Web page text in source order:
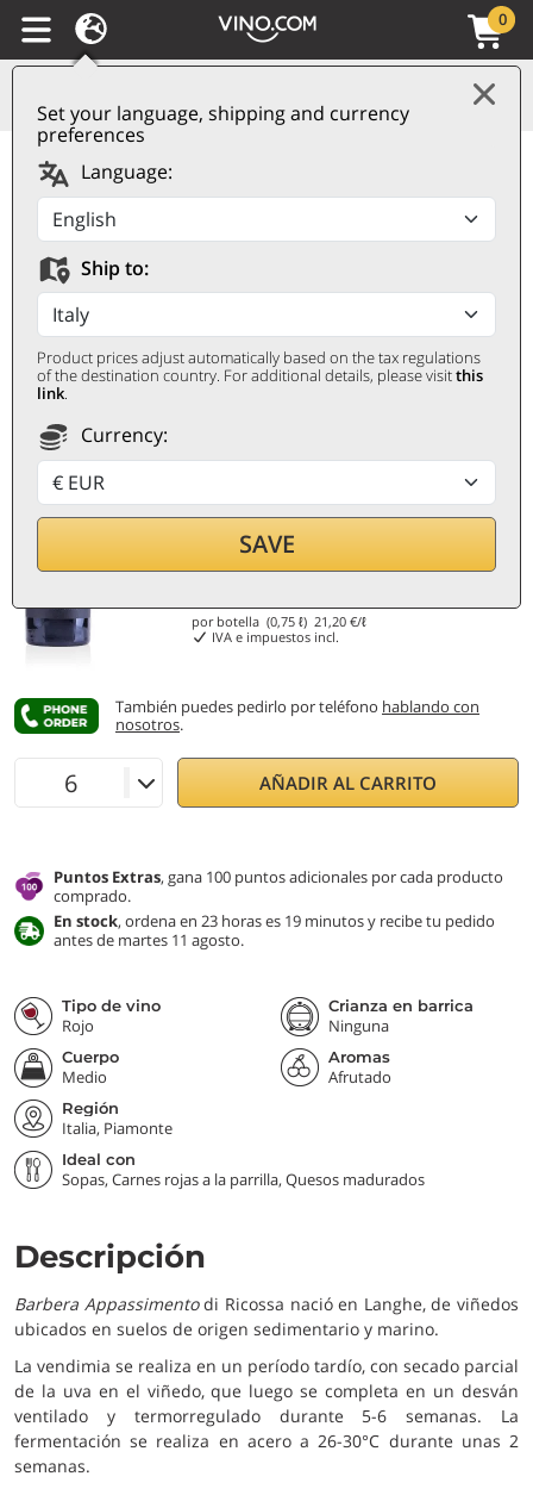
Set your language, shipping and currency
preferences
Language:
Ship to:
Product prices adjust automatically based on the tax regulations
of the destination country. For additional details, please visitthis
link.
Currency:
SAVE
0
Piemonte DOC Barbera
Appassimento 2023
Ricossa
RICOSSA
0,75 ℓ
15,90€
por botella (0,75 ℓ)21,20 €/ℓ
IVA e impuestos incl.
También puedes pedirlo por teléfono hablando con
nosotros.
AÑADIR AL CARRITO
Puntos Extras, gana 100 puntos adicionales por cada producto
comprado.
En stock, ordena en 23 horas es 19 minutos y recibe tu pedido
antes de martes 11 agosto.
Tipo de vino
Rojo
Crianza en barrica
Ninguna
Cuerpo
Medio
Aromas
Afrutado
Región
Italia, Piamonte
Ideal con
Sopas, Carnes rojas a la parrilla, Quesos madurados
Descripción
Barbera Appassimentodi Ricossa nació en Langhe, de viñedos
ubicados en suelos de origen sedimentario y marino.
La vendimia se realiza en un período tardío, con secado parcial
de la uva en el viñedo, que luego se completa en un desván
ventilado y termorregulado durante 5-6 semanas. La
fermentación se realiza en acero a 26-30°C durante unas 2
semanas.